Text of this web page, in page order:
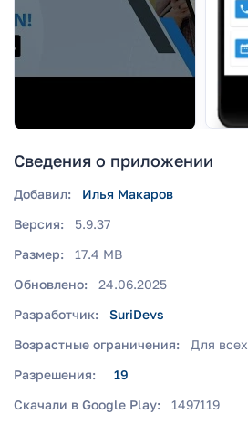
Сведения о приложении
Добавил:
Илья Макаров
Версия:
5.9.37
Размер:
17.4 MB
Обновлено:
24.06.2025
Разработчик:
SuriDevs
Возрастные ограничения:
Для всех
Разрешения:
19
Скачали в Google Play:
1497119